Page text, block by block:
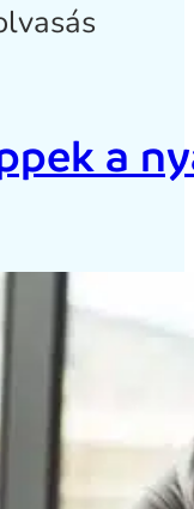
a